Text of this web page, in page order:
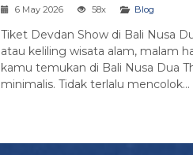
6 May 2026 58x Blog
Tiket Devdan Show di Bali Nusa
atau keliling wisata alam, malam
kamu temukan di Bali Nusa Dua
minimalis. Tidak terlalu mencolok...